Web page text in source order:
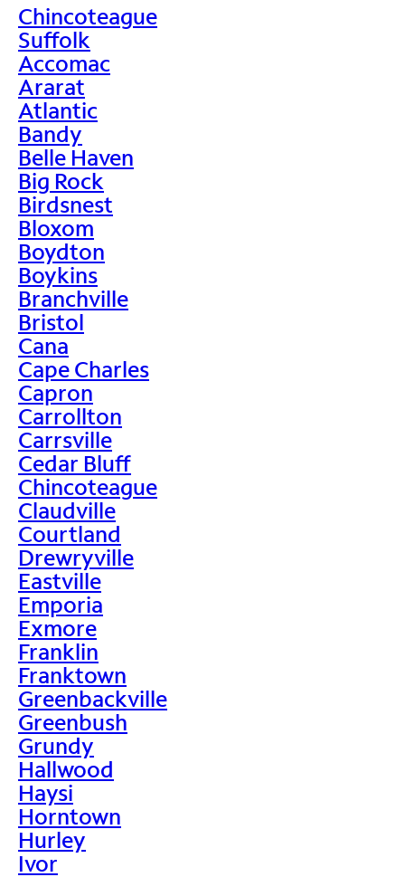
Chincoteague
Suffolk
Accomac
Ararat
Atlantic
Bandy
Belle Haven
Big Rock
Birdsnest
Bloxom
Boydton
Boykins
Branchville
Bristol
Cana
Cape Charles
Capron
Carrollton
Carrsville
Cedar Bluff
Chincoteague
Claudville
Courtland
Drewryville
Eastville
Emporia
Exmore
Franklin
Franktown
Greenbackville
Greenbush
Grundy
Hallwood
Haysi
Horntown
Hurley
Ivor